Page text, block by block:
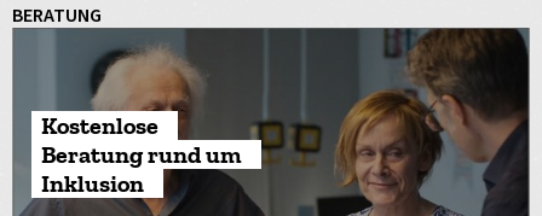
BERATUNG
Kostenlose
Beratung rund um
Inklusion